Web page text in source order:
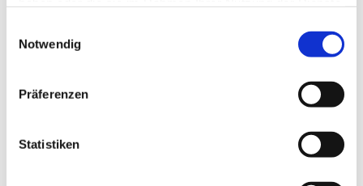
Notwendig
Präferenzen
Statistiken